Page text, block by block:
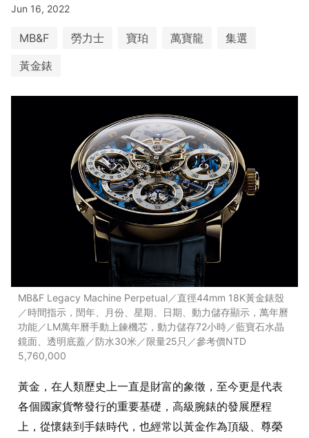
Jun 16, 2022
MB&F 勞力士 寶珀 萬寶龍
集選
黃金錶
MB&F Legacy Machine Perpetual／直徑44mm 18K黃金錶殼
／時間指示，閏年、月份、星期、日期、動力儲存顯示，萬年曆
功能／LM萬年曆手動上鍊機芯，動力儲存72小時／藍寶石水晶
鏡面、透明底蓋／防水30米／限量25只／參考價NTD
5,760,000
黃金，在人類歷史上一直是財富的象徵，至今更是代表
各個國家貨幣發行的重要基礎，高級腕錶的發展歷程
上，從懷錶到手錶時代，也經常以黃金作為頂級、尊榮